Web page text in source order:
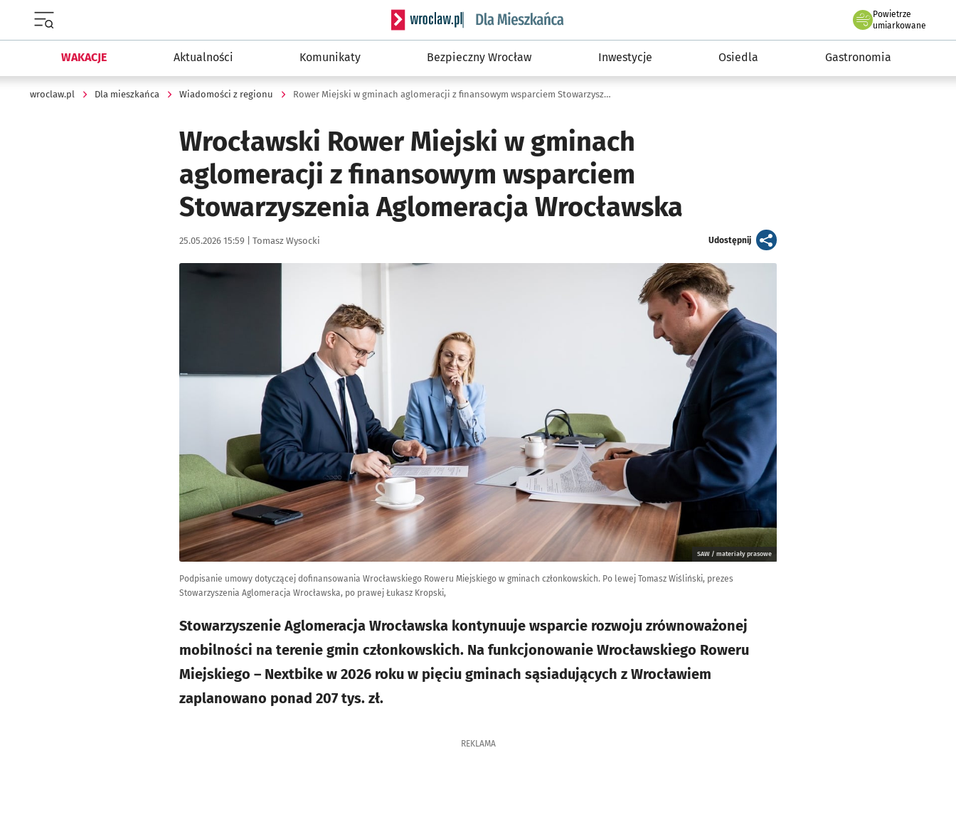
Serwis informacyjny wroclaw.pl podserwis: Dla mieszkańca
Powietrze
we Wrocławiu
umiarkowane
WAKACJE Aktualności Komunikaty Bezpieczny Wrocław Inwestycje Osiedla Gastronomia
wroclaw.pl Dla mieszkańca Wiadomości z regionu Rower Miejski w gminach aglomeracji z finansowym wsparciem Stowarzyszenia Aglomeracja Wrocławska
Wrocławski Rower Miejski w gminach
aglomeracji z finansowym wsparciem
Stowarzyszenia Aglomeracja Wrocławska
Data publikacji:
25.05.2026 15:59 | Autor:
Tomasz Wysocki Udostępnijartykuł
Kliknij, aby powiększyć
SAW / materiały prasowe
Podpisanie umowy dotyczącej dofinansowania Wrocławskiego Roweru Miejskiego w gminach członkowskich. Po lewej Tomasz Wiśliński, prezes
Stowarzyszenia Aglomeracja Wrocławska, po prawej Łukasz Kropski,
Stowarzyszenie Aglomeracja Wrocławska kontynuuje wsparcie rozwoju zrównoważonej
mobilności na terenie gmin członkowskich. Na funkcjonowanie Wrocławskiego Roweru
Miejskiego – Nextbike w 2026 roku w pięciu gminach sąsiadujących z Wrocławiem
zaplanowano ponad 207 tys. zł.
REKLAMA